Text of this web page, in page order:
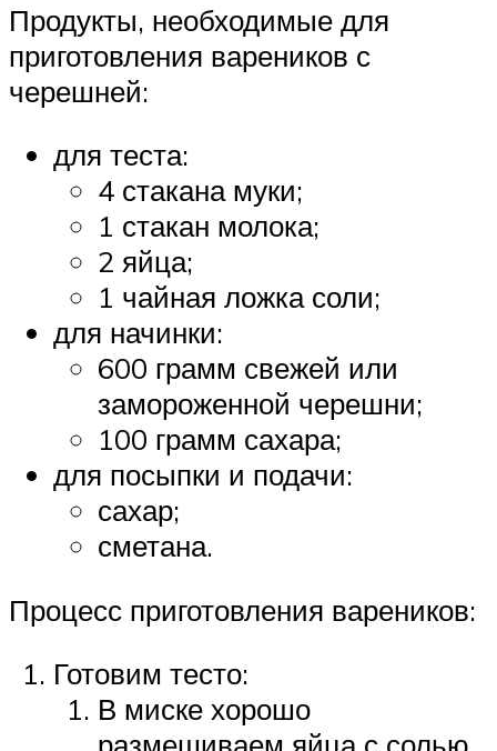
Продукты, необходимые для
приготовления вареников с
черешней:
для теста:
4 стакана муки;
1 стакан молока;
2 яйца;
1 чайная ложка соли;
для начинки:
600 грамм свежей или
замороженной черешни;
100 грамм сахара;
для посыпки и подачи:
сахар;
сметана.
Процесс приготовления вареников:
Готовим тесто:
В миске хорошо